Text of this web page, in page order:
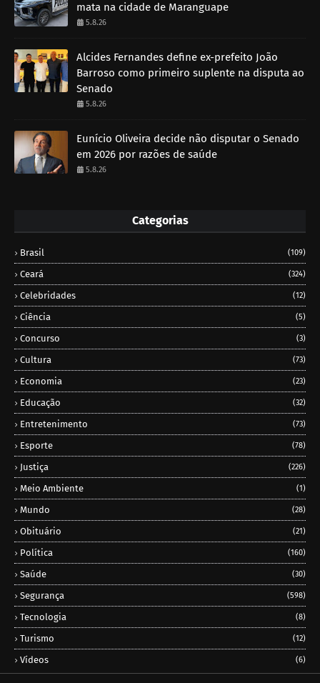
mata na cidade de Maranguape
5.8.26
Alcides Fernandes define ex-prefeito João
Barroso como primeiro suplente na disputa ao
Senado
5.8.26
Eunício Oliveira decide não disputar o Senado
em 2026 por razões de saúde
5.8.26
Categorias
Brasil (109)
Ceará (324)
Celebridades (12)
Ciência (5)
Concurso (3)
Cultura (73)
Economia (23)
Educação (32)
Entretenimento (73)
Esporte (78)
Justiça (226)
Meio Ambiente (1)
Mundo (28)
Obituário (21)
Política (160)
Saúde (30)
Segurança (598)
Tecnologia (8)
Turismo (12)
Vídeos (6)